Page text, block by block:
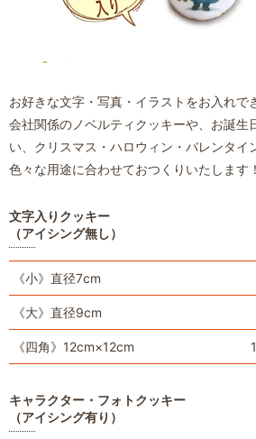
お好きな文字・写真・イラストをお入れで
会社関係のノベルティクッキーや、お誕生
い、クリスマス・ハロウィン・バレンタイ
色々な用途に合わせておつくりいたします！
文字入りクッキー
（アイシング無し）
《小》直径7cm
《大》直径9cm
《四角》12cm×12cm
キャラクター・フォトクッキー
（アイシング有り）